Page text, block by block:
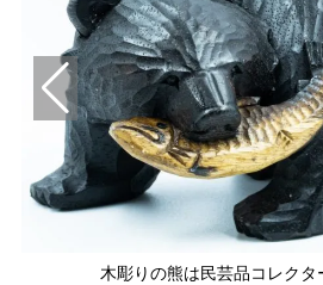
木彫りの熊は民芸品コレクタ